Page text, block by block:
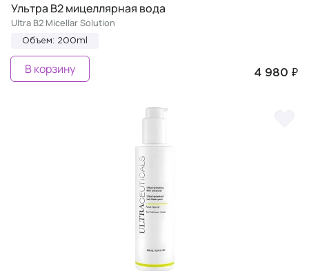
Ультра B2 мицеллярная вода
Ultra B2 Micellar Solution
Объем: 200ml
4 980 ₽
В корзину